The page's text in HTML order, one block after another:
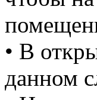
• В
данном